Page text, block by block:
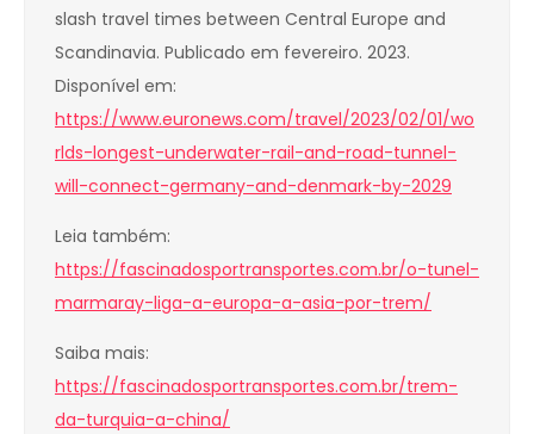
slash travel times between Central Europe and
Scandinavia. Publicado em fevereiro. 2023.
Disponível em:
https://www.euronews.com/travel/2023/02/01/wo
rlds-longest-underwater-rail-and-road-tunnel-
will-connect-germany-and-denmark-by-2029
Leia também:
https://fascinadosportransportes.com.br/o-tunel-
marmaray-liga-a-europa-a-asia-por-trem/
Saiba mais:
https://fascinadosportransportes.com.br/trem-
da-turquia-a-china/